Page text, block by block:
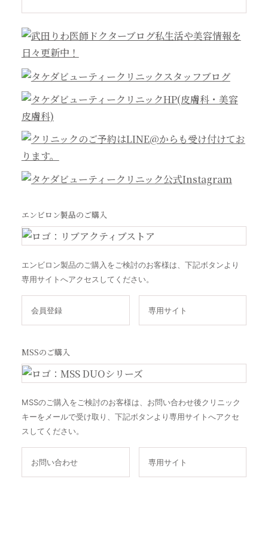
エンビロン製品のご購入
エンビロン製品のご購入をご検討のお客様は、下記ボタンより
専用サイトへアクセスしてください。
会員登録 専用サイト
MSSのご購入
MSSのご購入をご検討のお客様は、お問い合わせ後クリニック
キーをメールで受け取り、下記ボタンより専用サイトへアクセ
スしてください。
お問い合わせ 専用サイト